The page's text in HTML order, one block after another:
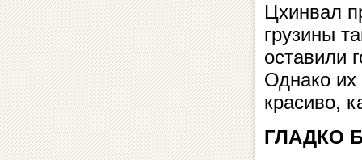
Цхинвал
грузины
оставили
Однако их
красиво,
ГЛАДКО